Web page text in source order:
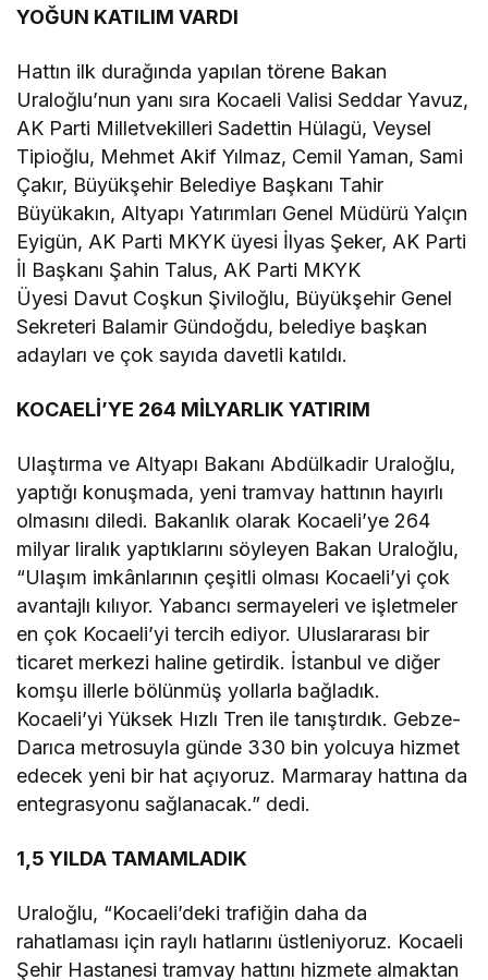
YOĞUN KATILIM VARDI
Hattın ilk durağında yapılan törene Bakan
Uraloğlu’nun yanı sıra Kocaeli Valisi Seddar Yavuz,
AK Parti Milletvekilleri Sadettin Hülagü, Veysel
Tipioğlu, Mehmet Akif Yılmaz, Cemil Yaman, Sami
Çakır, Büyükşehir Belediye Başkanı Tahir
Büyükakın, Altyapı Yatırımları Genel Müdürü Yalçın
Eyigün, AK Parti MKYK üyesi İlyas Şeker, AK Parti
İl Başkanı Şahin Talus, AK Parti MKYK
Üyesi Davut Coşkun Şiviloğlu, Büyükşehir Genel
Sekreteri Balamir Gündoğdu, belediye başkan
adayları ve çok sayıda davetli katıldı.
KOCAELİ’YE 264 MİLYARLIK YATIRIM
Ulaştırma ve Altyapı Bakanı Abdülkadir Uraloğlu,
yaptığı konuşmada, yeni tramvay hattının hayırlı
olmasını diledi. Bakanlık olarak Kocaeli’ye 264
milyar liralık yaptıklarını söyleyen Bakan Uraloğlu,
“Ulaşım imkânlarının çeşitli olması Kocaeli’yi çok
avantajlı kılıyor. Yabancı sermayeleri ve işletmeler
en çok Kocaeli’yi tercih ediyor. Uluslararası bir
ticaret merkezi haline getirdik. İstanbul ve diğer
komşu illerle bölünmüş yollarla bağladık.
Kocaeli’yi Yüksek Hızlı Tren ile tanıştırdık. Gebze-
Darıca metrosuyla günde 330 bin yolcuya hizmet
edecek yeni bir hat açıyoruz. Marmaray hattına da
entegrasyonu sağlanacak.” dedi.
1,5 YILDA TAMAMLADIK
Uraloğlu, “Kocaeli’deki trafiğin daha da
rahatlaması için raylı hatlarını üstleniyoruz. Kocaeli
Şehir Hastanesi tramvay hattını hizmete almaktan